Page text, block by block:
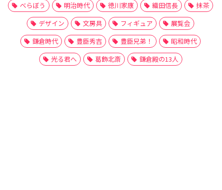
べらぼう
明治時代 徳川家康 織田信長
抹茶
デザイン
文房具 フィギュア
展覧会
鎌倉時代
豊臣秀吉 豊臣兄弟！
昭和時代
光る君へ
葛飾北斎 鎌倉殿の13人